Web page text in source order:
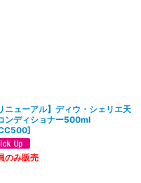
ニューアル】ディウ・シェリエ天
ンディショナー500ml
]
のみ販売